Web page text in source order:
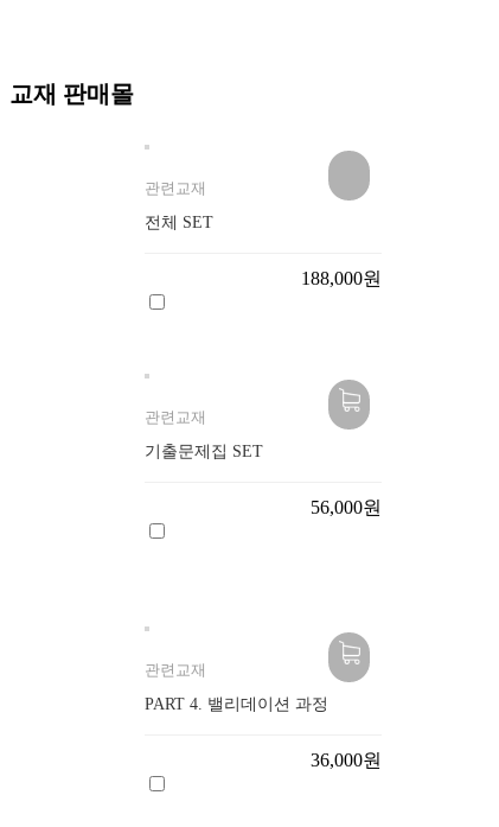
교재 판매몰
관련교재
전체 SET
188,000원
관련교재
기출문제집 SET
56,000원
관련교재
PART 4. 밸리데이션 과정
36,000원